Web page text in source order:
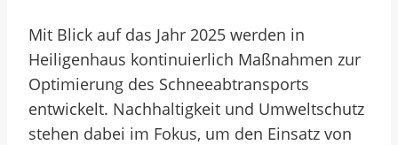
Mit Blick auf das Jahr 2025 werden in
Heiligenhaus kontinuierlich Maßnahmen zur
Optimierung des Schneeabtransports
entwickelt. Nachhaltigkeit und Umweltschutz
stehen dabei im Fokus, um den Einsatz von